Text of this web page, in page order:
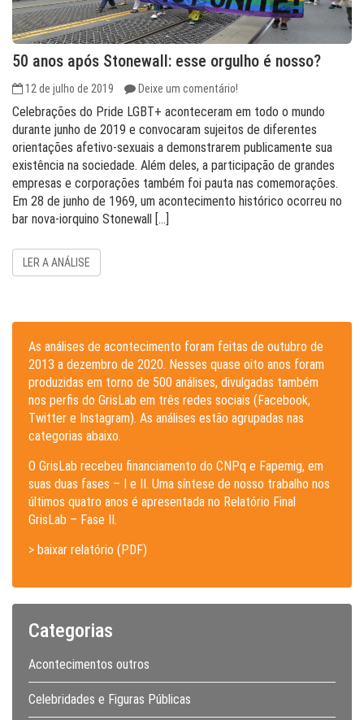
50 anos após Stonewall: esse orgulho é nosso?
12 de julho de 2019 Deixe um comentário!
Celebrações do Pride LGBT+ aconteceram em todo o mundo
durante junho de 2019 e convocaram sujeitos de diferentes
orientações afetivo-sexuais a demonstrarem publicamente sua
existência na sociedade. Além deles, a participação de grandes
empresas e corporações também foi pauta nas comemorações.
Em 28 de junho de 1969, um acontecimento histórico ocorreu no
bar nova-iorquino Stonewall […]
LER A ANÁLISE
As análises de acontecimento foram feitas de outubro de
2013 a dezembro de 2020. Nesses quase oito anos foram
produzidas em torno de 500 análises, divulgadas também
nos perfis do GrisLab em três redes sociais (Facebook,
Twitter e Instagram). As análises estão agrupadas nas
categorias abaixo.
O GrisLab recebeu financiamento do CNPq e Fapemig, em
suas duas fases – I e II. Uma síntese de nosso trabalho nos
últimos quatro anos é apresentada no Relatório Final
GrisLab – Fase II.
> baixar relatório (PDF)
Categorias
Acontecimentos outros
Celebridades e Figuras Públicas